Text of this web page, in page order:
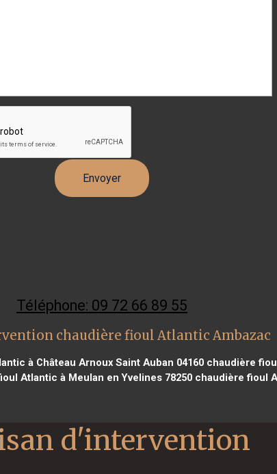
Téléphone: 09 72 66 89 55
chaudière fioul Atlantic Ambazac
à Château Arnoux Saint Auban 04160chaudière
Atlantic à Meulan en Yvelines 78250 chaudière fioul
d'intervention